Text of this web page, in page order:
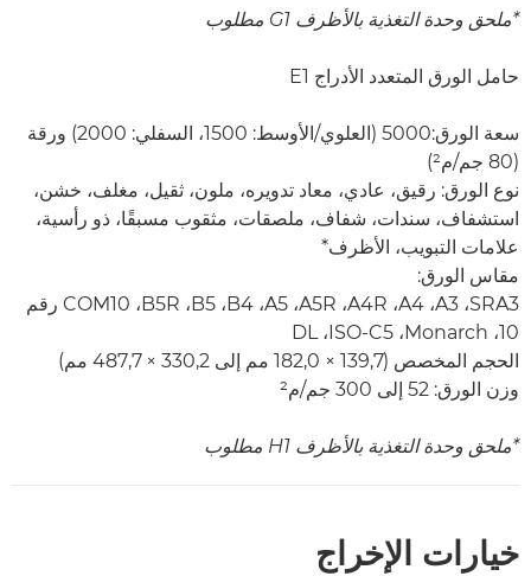
*ملحق وحدة التغذية بالأظرف G1 مطلوب
حامل الورق المتعدد الأدراج E1
سعة الورق:5000 (العلوي/الأوسط: 1500، السفلي: 2000) ورقة
(80 جم/م²)
نوع الورق: رقيق، عادي، معاد تدويره، ملون، ثقيل، مغلف، خشن،
استشفاف، سندات، شفاف، ملصقات، مثقوب مسبقًا، ذو رأسية،
علامات التبويب، الأظرف*
مقاس الورق:
SRA3‏، A3‏، A4‏، A4R‏، A5R‏، A5، ‏B4‏، B5‏، B5R‏، COM10 رقم
10، Monarch‏، ISO-C5‏، DL
الحجم المخصص (139,7 × 182,0 مم إلى 330,2 × 487,7 مم)
وزن الورق: 52 إلى 300 جم/م²
*ملحق وحدة التغذية بالأظرف H1 مطلوب
خيارات الإخراج